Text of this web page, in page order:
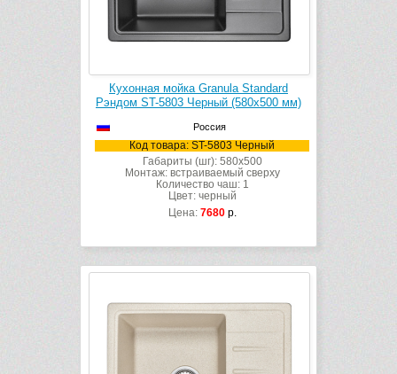
Кухонная мойка Granula Standard
Рэндом ST-5803 Черный (580х500 мм)
Россия
Код товара: ST-5803 Черный
Габариты (шг): 580x500
Монтаж: встраиваемый сверху
Количество чаш: 1
Цвет: черный
Цена: 7680р.